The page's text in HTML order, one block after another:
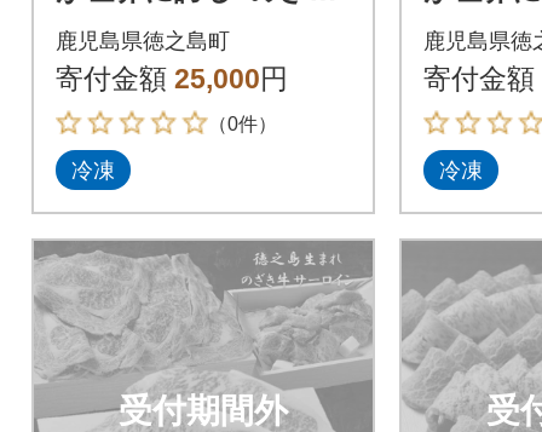
牛”モモすき焼きギフ
ト
鹿児島県徳之島町
寄付金額 25,000円
（0件）
冷凍
牛”ロー
フト
鹿児島県徳
寄付金額
冷凍
受付期間外 受